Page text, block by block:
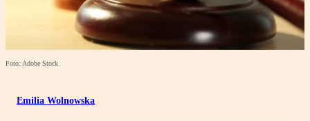
Foto: Adobe Stock
Emilia Wolnowska